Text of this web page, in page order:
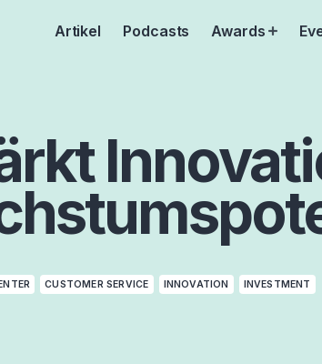
Artikel Podcasts Awards Open
CUSTOMER SERVICE INNOVATION INVESTMENT